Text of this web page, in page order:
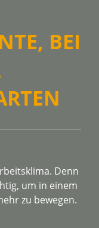
BEI
Denn
um in einem
zu bewegen.